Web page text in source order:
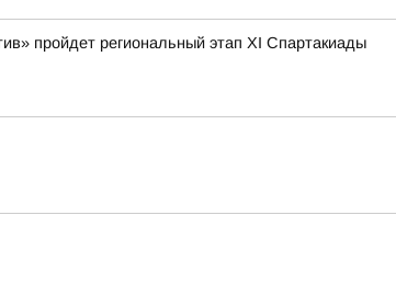
пройдет региональный этап XI Спартакиады